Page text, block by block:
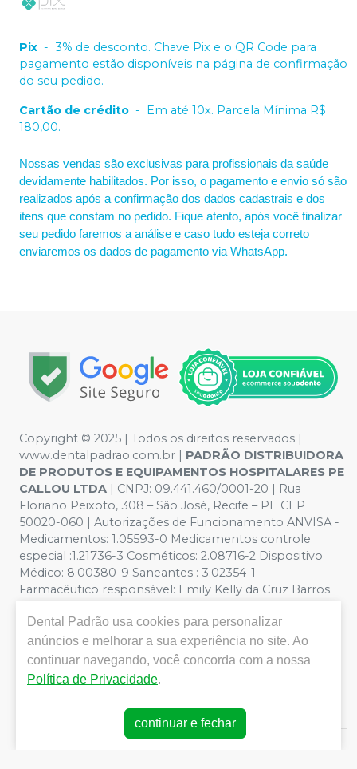
Pix - 3% de desconto. Chave Pix e o QR Code para
pagamento estão disponíveis na página de confirmação
do seu pedido.
Cartão de crédito - Em até 10x. Parcela Mínima R$
180,00.
Nossas vendas são exclusivas para profissionais da saúde
devidamente habilitados. Por isso, o pagamento e envio só são
realizados após a confirmação dos dados cadastrais e dos
itens que constam no pedido. Fique atento, após você finalizar
seu pedido faremos a análise e caso tudo esteja correto
enviaremos os dados de pagamento via WhatsApp.
Copyright © 2025 | Todos os direitos reservados |
www.dentalpadrao.com.br | PADRÃO DISTRIBUIDORA
DE PRODUTOS E EQUIPAMENTOS HOSPITALARES PE
CALLOU LTDA | CNPJ: 09.441.460/0001-20 | Rua
Floriano Peixoto, 308 – São José, Recife – PE CEP
50020-060 | Autorizações de Funcionamento ANVISA -
Medicamentos: 1.05593-0 Medicamentos controle
especial :1.21736-3 Cosméticos: 2.08716-2 Dispositivo
Médico: 8.00380-9 Saneantes : 3.02354-1 -
Farmacêutico responsável: Emily Kelly da Cruz Barros.
CRF/PE nº 10109 | Política de Privacidade e Segurança -
Fotos meramente ilustrativas - Os preços e condições
da loja virtual estão sujeitos a alterações. Em caso de
divergência de preços no site, o valor válido é o do
Carrinho de Compra. Não vendemos por atacado, por
isso nos reservamos o direito de não atender compras
de grandes volumes pelo site.
Dental Padrão usa cookies para personalizar
anúncios e melhorar a sua experiência no site. Ao
continuar navegando, você concorda com a nossa
Política de Privacidade.
continuar e fechar